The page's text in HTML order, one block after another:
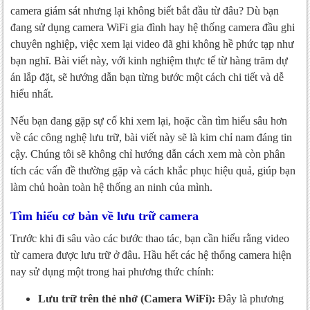
Trích xuất trên điện thoại
Trích xuất trên máy tính
Một số vấn đề thường gặp và cách khắc phục
Lời khuyên từ chuyên gia
camera giám sát nhưng lại không biết bắt đầu từ đâu? Dù bạn
đang sử dụng camera WiFi gia đình hay hệ thống camera đầu ghi
chuyên nghiệp, việc xem lại video đã ghi không hề phức tạp như
bạn nghĩ. Bài viết này, với kinh nghiệm thực tế từ hàng trăm dự
án lắp đặt, sẽ hướng dẫn bạn từng bước một cách chi tiết và dễ
hiểu nhất.
Nếu bạn đang gặp sự cố khi xem lại, hoặc cần tìm hiểu sâu hơn
về các công nghệ lưu trữ, bài viết này sẽ là kim chỉ nam đáng tin
cậy. Chúng tôi sẽ không chỉ hướng dẫn cách xem mà còn phân
tích các vấn đề thường gặp và cách khắc phục hiệu quả, giúp bạn
làm chủ hoàn toàn hệ thống an ninh của mình.
Tìm hiểu cơ bản về lưu trữ camera
Trước khi đi sâu vào các bước thao tác, bạn cần hiểu rằng video
từ camera được lưu trữ ở đâu. Hầu hết các hệ thống camera hiện
nay sử dụng một trong hai phương thức chính:
Lưu trữ trên thẻ nhớ (Camera WiFi): Đây là phương